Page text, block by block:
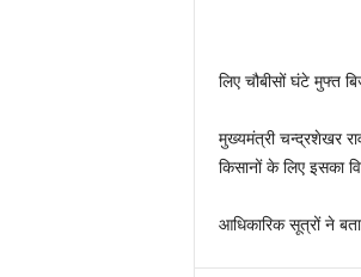
लिए चौबीसों घंटे मुफ्त
मुख्यमंत्री चन्द्रशेखर
किसानों के लिए इसका
आधिकारिक सूत्रों ने